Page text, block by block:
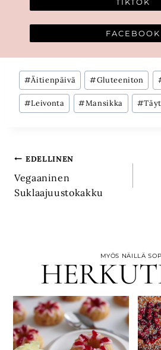
FACEBOOK
Avainsanat:
#Äitienpäivä #Gluteeniton
#Leivonta #Mansikka #
Artikkelien
selaus
EDELLINEN
Vegaaninen
Suklaajuustokakku
MYÖS NÄILLÄ